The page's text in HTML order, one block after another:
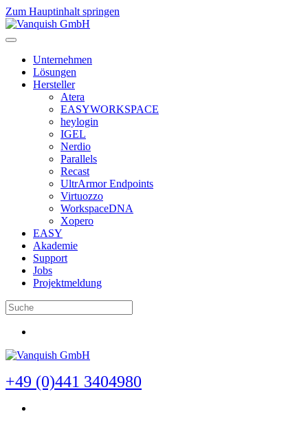
Zum Hauptinhalt springen
Unternehmen
Lösungen
Hersteller
Atera
EASYWORKSPACE
heylogin
IGEL
Nerdio
Parallels
Recast
UltrArmor Endpoints
Virtuozzo
WorkspaceDNA
Xopero
EASY
Akademie
Support
Jobs
Projektmeldung
+49 (0)441 3404980